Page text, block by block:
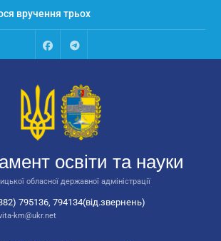
вручення трьох
для потреб
засідання
та науки обласної
адміністрації
обласна
за
патріотичне
FacebookTalegram
освіти та науки
обласної державної адміністрації
795136, 794134(від.звернень)
km@ukr.net